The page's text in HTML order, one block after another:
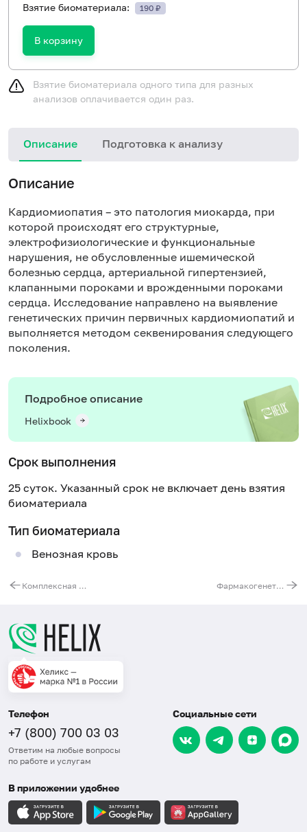
Взятие биоматериала: 190 ₽
В корзину
Взятие биоматериала одного типа для разных
анализов оплачивается один раз.
Описание Подготовка к анализу
Описание
Кардиомиопатия – это патология миокарда, при
которой происходят его структурные,
электрофизиологические и функциональные
нарушения, не обусловленные ишемической
болезнью сердца, артериальной гипертензией,
клапанными пороками и врожденными пороками
сердца. Исследование направлено на выявление
генетических причин первичных кардиомиопатий и
выполняется методом секвенирования следующего
поколения.
Подробное описание
Helixbook
Срок выполнения
25 суток. Указанный срок не включает день взятия
биоматериала
Тип биоматериала
Венозная кровь
Комплексная молекулярно-генетическая диагностика непереносимости лактозы и фруктозы (ген MCM6 и ген ALDOB) Фармакогенетическое исследования для назначения тиопуринов (азатиоприн, меркаптопурин, тиогуанин), ген TPMT
Телефон
+7 (800) 700 03 03
Ответим на любые вопросы
по работе и услугам
Социальные сети
В приложении удобнее